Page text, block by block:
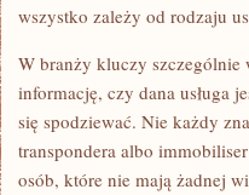
wszystko zależy od rodzaju
W branży kluczy szczególnie
informację, czy dana usługa
się spodziewać. Nie każdy
transpondera albo
osób, które nie mają żadnej